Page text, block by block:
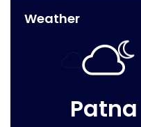
Weather
Patna